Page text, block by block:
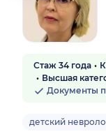
Стаж 34 года
Высшая
Документы
детский